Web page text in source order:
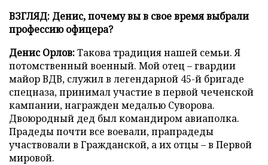
ВЗГЛЯД: Денис, почему вы в свое время выбрали
профессию офицера?
Денис Орлов:Такова традиция нашей семьи. Я
потомственный военный. Мой отец – гвардии
майор ВДВ, служил в легендарной 45-й бригаде
спецназа, принимал участие в первой чеченской
кампании, награжден медалью Суворова.
Двоюродный дед был командиром авиаполка.
Прадеды почти все воевали, прапрадеды
участвовали в Гражданской, а их отцы – в Первой
мировой.